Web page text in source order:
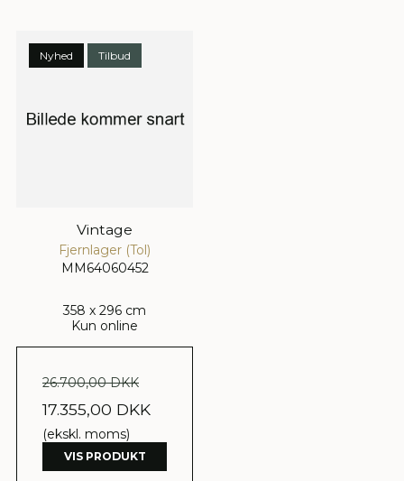
Nyhed Tilbud
Vintage
Fjernlager (Tol)
MM64060452
358 x 296 cm
Kun online
26.700,00 DKK
17.355,00 DKK
(ekskl. moms)
VIS PRODUKT